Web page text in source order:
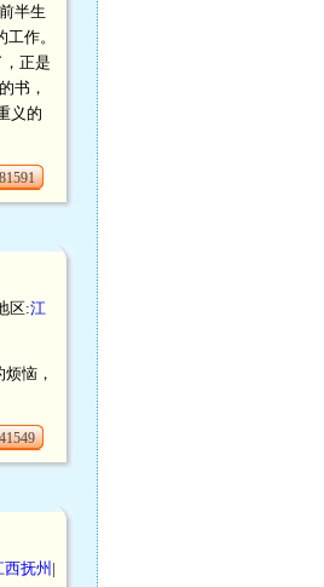
半生
作。
正是
书，
义的
区:江
恼，
西抚州|